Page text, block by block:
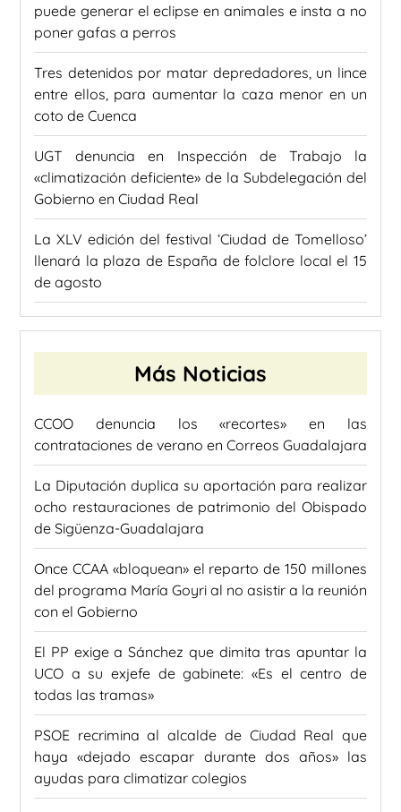
puede generar el eclipse en animales e insta a no
poner gafas a perros
Tres detenidos por matar depredadores, un lince
entre ellos, para aumentar la caza menor en un
coto de Cuenca
UGT denuncia en Inspección de Trabajo la
«climatización deficiente» de la Subdelegación del
Gobierno en Ciudad Real
La XLV edición del festival ‘Ciudad de Tomelloso’
llenará la plaza de España de folclore local el 15
de agosto
Más Noticias
CCOO denuncia los «recortes» en las
contrataciones de verano en Correos Guadalajara
La Diputación duplica su aportación para realizar
ocho restauraciones de patrimonio del Obispado
de Sigüenza-Guadalajara
Once CCAA «bloquean» el reparto de 150 millones
del programa María Goyri al no asistir a la reunión
con el Gobierno
El PP exige a Sánchez que dimita tras apuntar la
UCO a su exjefe de gabinete: «Es el centro de
todas las tramas»
PSOE recrimina al alcalde de Ciudad Real que
haya «dejado escapar durante dos años» las
ayudas para climatizar colegios